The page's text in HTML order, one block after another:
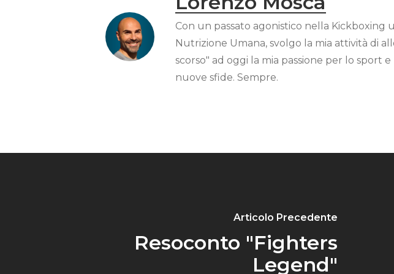
Con un passato agonistico nella
Nutrizione Umana, svolgo la mia attività di
scorso" ad oggi la mia passione per lo sport
nuove sfide. Sempre.
Articolo Precedente
Resoconto "Fighters
Legend"